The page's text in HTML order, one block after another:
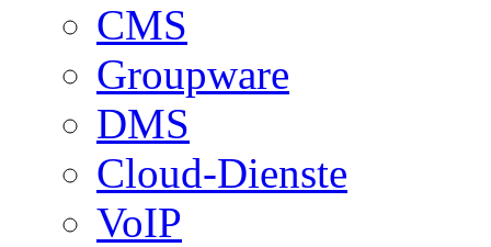
CMS
Groupware
DMS
Cloud-Dienste
VoIP